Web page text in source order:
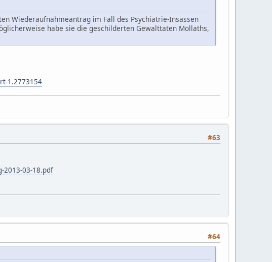
Wiederaufnahmeantrag im Fall des Psychiatrie-Insassen
habe sie die geschilderten Gewalttaten Mollaths,
1.2773154
#63
2013-03-18.pdf
#64